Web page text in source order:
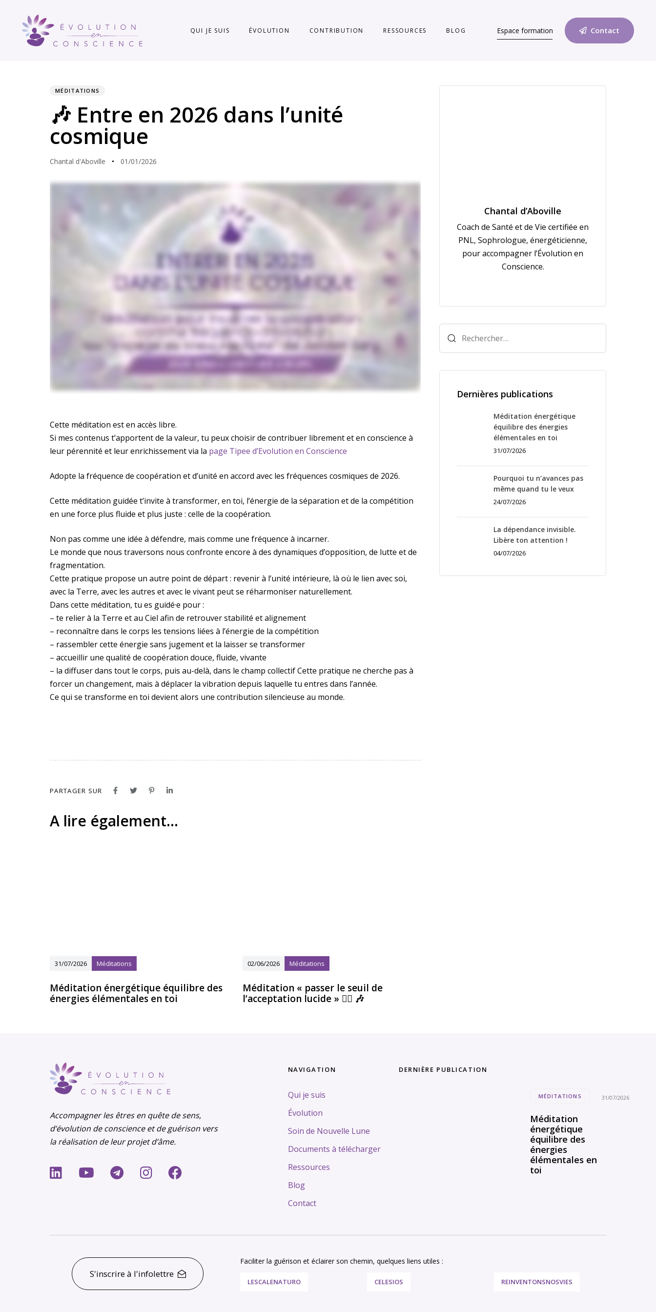
content
QUI JE SUIS ÉVOLUTION CONTRIBUTION RESSOURCES BLOG Espace formation Contact
PUBLISHED
MÉDITATIONS
🎶 Entre en 2026 dans l’unité
cosmique
Author
Chantal d'Aboville
Published
01/01/2026
Cette méditation est en accès libre.
Si mes contenus t’apportent de la valeur, tu peux choisir de contribuer librement et en conscience à
leur pérennité et leur enrichissement via la page Tipee d’Evolution en Conscience
Adopte la fréquence de coopération et d’unité en accord avec les fréquences cosmiques de 2026.
Cette méditation guidée t’invite à transformer, en toi, l’énergie de la séparation et de la compétition
en une force plus fluide et plus juste : celle de la coopération.
Non pas comme une idée à défendre, mais comme une fréquence à incarner.
Le monde que nous traversons nous confronte encore à des dynamiques d’opposition, de lutte et de
fragmentation.
Cette pratique propose un autre point de départ : revenir à l’unité intérieure, là où le lien avec soi,
avec la Terre, avec les autres et avec le vivant peut se réharmoniser naturellement.
Dans cette méditation, tu es guidé·e pour :
– te relier à la Terre et au Ciel afin de retrouver stabilité et alignement
– reconnaître dans le corps les tensions liées à l’énergie de la compétition
– rassembler cette énergie sans jugement et la laisser se transformer
– accueillir une qualité de coopération douce, fluide, vivante
– la diffuser dans tout le corps, puis au-delà, dans le champ collectif Cette pratique ne cherche pas à
forcer un changement, mais à déplacer la vibration depuis laquelle tu entres dans l’année.
Ce qui se transforme en toi devient alors une contribution silencieuse au monde.
PARTAGER SUR
A lire également...
31/07/2026 Méditations
Méditation énergétique équilibre des
énergies élémentales en toi
02/06/2026 Méditations
Méditation « passer le seuil de
l’acceptation lucide » 🧘‍♀️ 🎶
Chantal d’Aboville
Coach de Santé et de Vie certifiée en
PNL, Sophrologue, énergéticienne,
pour accompagner l’Évolution en
Conscience.
Dernières publications
Méditation énergétique
équilibre des énergies
élémentales en toi
31/07/2026
Pourquoi tu n’avances pas
même quand tu le veux
24/07/2026
La dépendance invisible.
Libère ton attention !
04/07/2026
Accompagner les êtres en quête de sens,
d’évolution de conscience et de guérison vers
la réalisation de leur projet d’âme.
NAVIGATION
Qui je suis
Évolution
Soin de Nouvelle Lune
Documents à télécharger
Ressources
Blog
Contact
DERNIÈRE PUBLICATION
MÉDITATIONS 31/07/2026
Méditation
énergétique
équilibre des
énergies
élémentales en
toi
S'inscrire à l'infolettre
Faciliter la guérison et éclairer son chemin, quelques liens utiles :
LESCALENATURO CELESIOS REINVENTONSNOSVIES